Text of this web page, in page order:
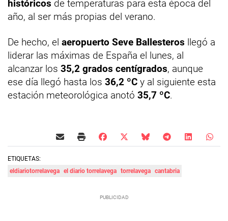
históricos de temperaturas para esta época del
año, al ser más propias del verano.
De hecho, el aeropuerto Seve Ballesteros llegó a
liderar las máximas de España el lunes, al
alcanzar los 35,2 grados centígrados, aunque
ese día llegó hasta los 36,2 ºC y al siguiente esta
estación meteorológica anotó 35,7 ºC.
ETIQUETAS:
eldiariotorrelavega el diario torrelavega torrelavega cantabria